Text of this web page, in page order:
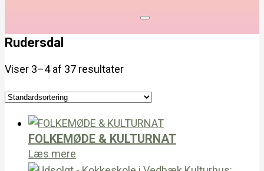
Rudersdal
Viser 3–4 af 37 resultater
FOLKEMØDE & KULTURNAT
Læs mere